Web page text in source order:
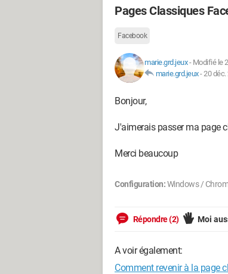
Pages Classiques
Facebook
marie.grd.jeux- Modifié le
marie.grd.jeux-20 déc.
Bonjour,
J'aimerais passer ma page
Merci beaucoup
Configuration:Windows /
Répondre (2) Moi
A voir également:
Comment revenir à la page